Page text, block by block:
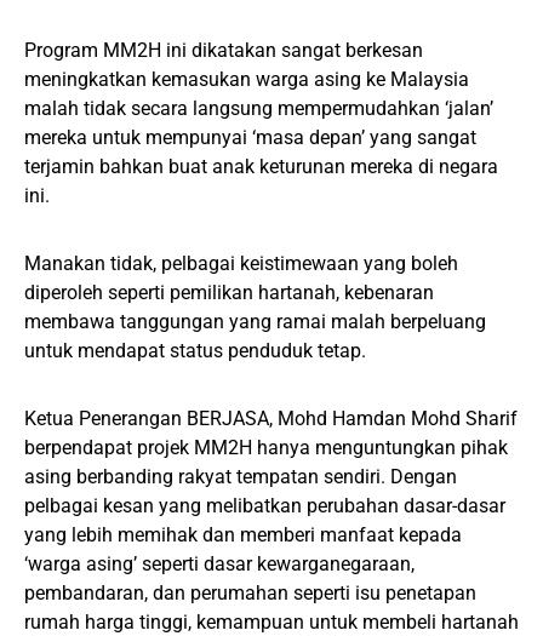
Program MM2H ini dikatakan sangat berkesan
meningkatkan kemasukan warga asing ke Malaysia
malah tidak secara langsung mempermudahkan ‘jalan’
mereka untuk mempunyai ‘masa depan’ yang sangat
terjamin bahkan buat anak keturunan mereka di negara
ini.
Manakan tidak, pelbagai keistimewaan yang boleh
diperoleh seperti pemilikan hartanah, kebenaran
membawa tanggungan yang ramai malah berpeluang
untuk mendapat status penduduk tetap.
Ketua Penerangan BERJASA, Mohd Hamdan Mohd Sharif
berpendapat projek MM2H hanya menguntungkan pihak
asing berbanding rakyat tempatan sendiri. Dengan
pelbagai kesan yang melibatkan perubahan dasar-dasar
yang lebih memihak dan memberi manfaat kepada
‘warga asing’ seperti dasar kewarganegaraan,
pembandaran, dan perumahan seperti isu penetapan
rumah harga tinggi, kemampuan untuk membeli hartanah